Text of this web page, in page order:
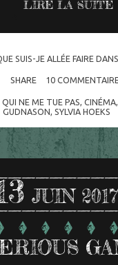
LIRE LA SUITE
SUIS-JE ALLÉE FAIRE
SHARE 10
NE ME TUE PAS, CINÉMA,
GUDNASON, SYLVIA HOEKS
JUIN 2017